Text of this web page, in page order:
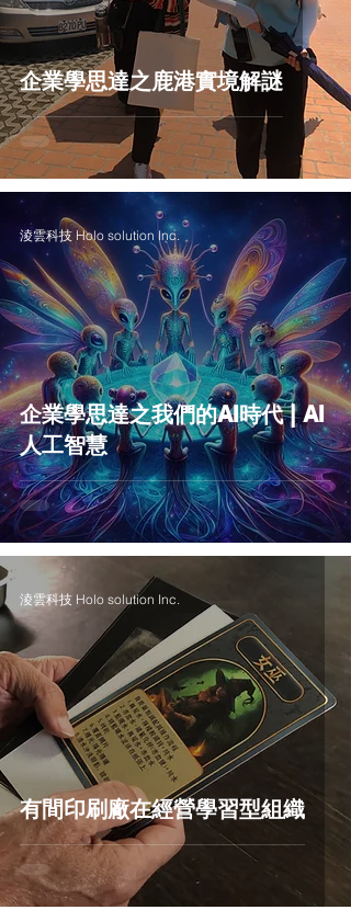
企業學思達之鹿港實境解謎
企業學思達之我們的AI時代 | AI
人工智慧
淩雲科技 Holo solution Inc.
有間印刷廠在經營學習型組織
淩雲科技 Holo solution Inc.